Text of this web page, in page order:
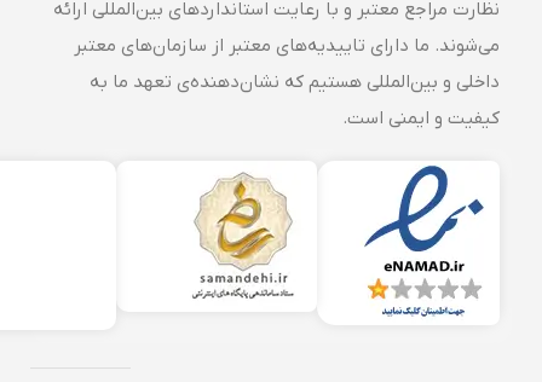
نظارت مراجع معتبر و با رعایت استانداردهای بین‌المللی ارائه
می‌شوند. ما دارای تاییدیه‌های معتبر از سازمان‌های معتبر
داخلی و بین‌المللی هستیم که نشان‌دهنده‌ی تعهد ما به
کیفیت و ایمنی است.